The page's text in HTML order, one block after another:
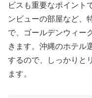
ビスも重要なポイント
ンビューの部屋など、
で、ゴールデンウィー
きます。沖縄のホテル
するので、しっかりと
ます。